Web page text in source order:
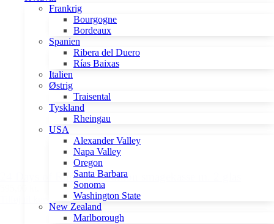
Frankrig
Bourgogne
Bordeaux
Spanien
Ribera del Duero
Rías Baixas
Italien
Østrig
Traisental
Tyskland
Rheingau
USA
Alexander Valley
Napa Valley
Oregon
Santa Barbara
Sonoma
Washington State
New Zealand
Marlborough
24 Days of Rum, Blå Edition smagekasse m. 2 glas